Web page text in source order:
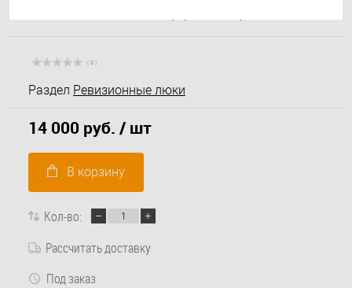
( 0 )
Раздел Ревизионные люки
14 000 руб. / шт
В корзину
Кол-во:
Рассчитать доставку
Под заказ